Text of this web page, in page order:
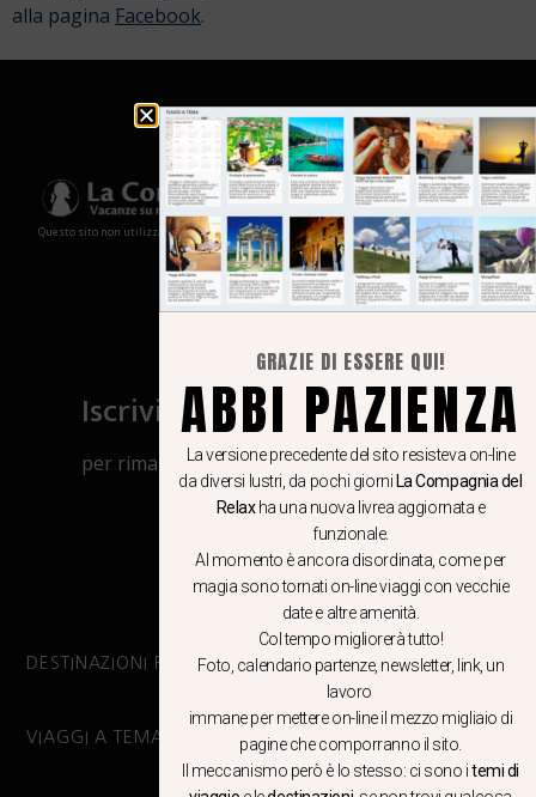
alla pagina Facebook.
Questo sito non utilizza cookies e non memorizza in alcun modo le tue informazioni
Iscriviti al canale Whatsapp
per rimanere aggiornato su viaggi, eventi
e notizie!
CLICCA QUI
DESTINAZIONI PRINCIPALI
VIAGGI A TEMA
GRAZIE DI ESSERE QUI!
ABBI PAZIENZA
La versione precedente del sito resisteva on-line
da diversi lustri, da pochi giorni La Compagnia del
Relaxha una nuova livrea aggiornata e
funzionale.
Al momento è ancora disordinata, come per
magia sono tornati on-line viaggi con vecchie
date e altre amenità.
Col tempo migliorerà tutto!
Foto, calendario partenze, newsletter, link, un
lavoro
immane per mettere on-line il mezzo migliaio di
pagine che comporranno il sito.
Il meccanismo però è lo stesso: ci sono itemi di